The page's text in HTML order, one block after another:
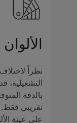
نظراً
التشغيلية،
بالدقة
تقريبي
على عينة